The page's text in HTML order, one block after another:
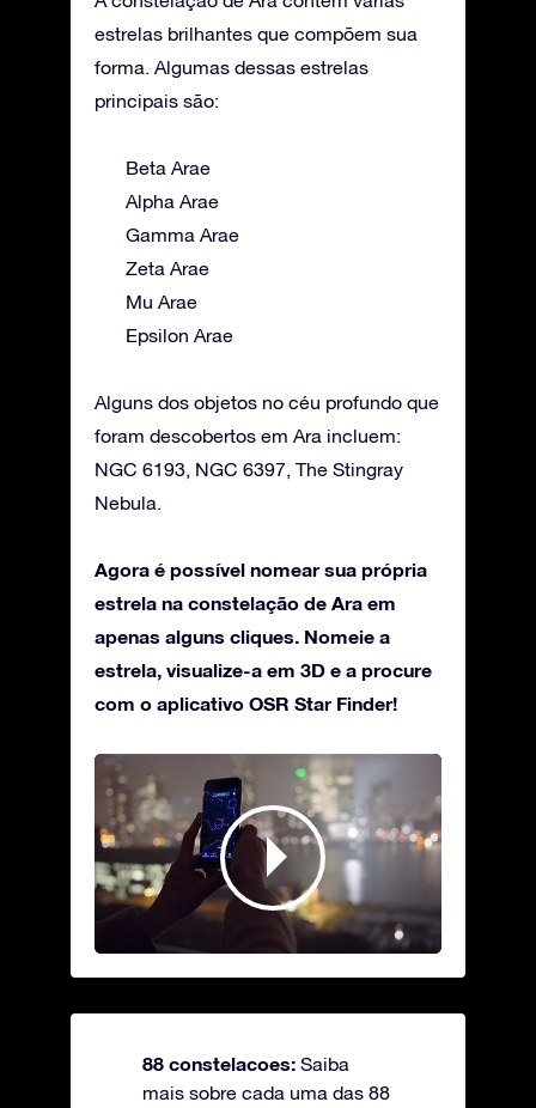
estrelas brilhantes que compõem sua
forma. Algumas dessas estrelas
principais são:
Beta Arae
Alpha Arae
Gamma Arae
Zeta Arae
Mu Arae
Epsilon Arae
Alguns dos objetos no céu profundo que
foram descobertos em Ara incluem:
NGC 6193, NGC 6397, The Stingray
Nebula.
Agora é possível nomear sua própria
estrela na constelação de Ara em
apenas alguns cliques. Nomeie a
estrela, visualize-a em 3D e a procure
com o aplicativo OSR Star Finder!
88 constelacoes: Saiba
mais sobre cada uma das 88